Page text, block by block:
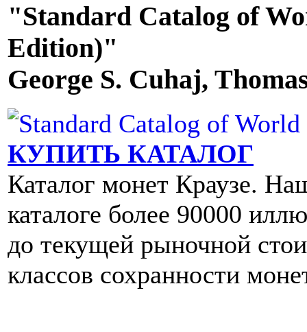
"Standard Catalog of
Edition)"
George S. Cuhaj,
КУПИТЬ КАТАЛОГ
Каталог монет Краузе.
каталоге более 90000
до текущей рыночной
классов сохранности